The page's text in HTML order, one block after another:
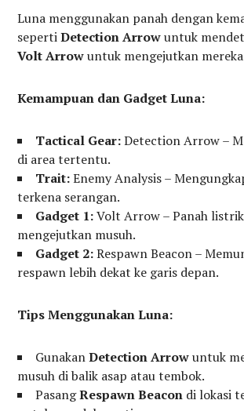
Luna menggunakan panah dengan
sepertiDetection Arrowuntuk
Volt Arrowuntuk mengejutkan
Kemampuan dan Gadget Luna:
Tactical Gear:Detection Arrow –
di area tertentu.
Trait:Enemy Analysis –
terkena serangan.
Gadget 1:Volt Arrow – Panah
mengejutkan musuh.
Gadget 2:Respawn Beacon –
respawn lebih dekat ke garis depan.
Tips Menggunakan Luna:
GunakanDetection Arrowuntuk
musuh di balik asap atau tembok.
PasangRespawn Beacon di lokasi